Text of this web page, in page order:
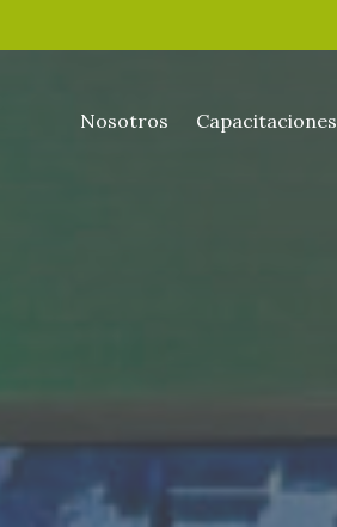
Nosotros Capacitaciones